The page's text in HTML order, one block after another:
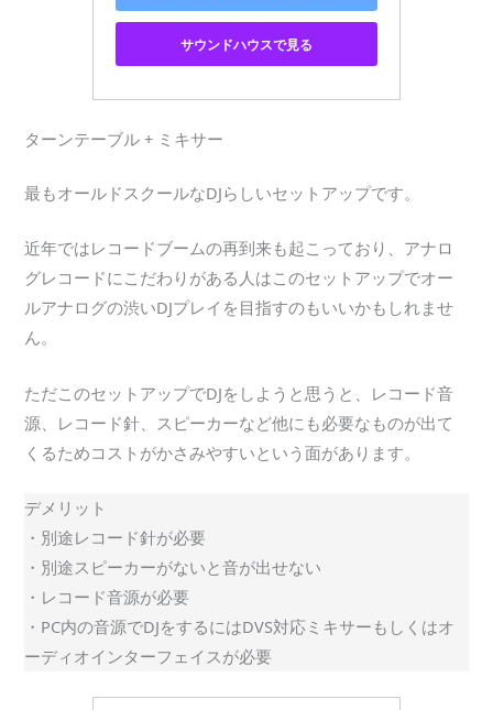
サウンドハウスで見る
ターンテーブル + ミキサー
最もオールドスクールなDJらしいセットアップです。
近年ではレコードブームの再到来も起こっており、アナロ
グレコードにこだわりがある人はこのセットアップでオー
ルアナログの渋いDJプレイを目指すのもいいかもしれませ
ん。
ただこのセットアップでDJをしようと思うと、レコード音
源、レコード針、スピーカーなど他にも必要なものが出て
くるためコストがかさみやすいという面があります。
デメリット
・別途レコード針が必要
・別途スピーカーがないと音が出せない
・レコード音源が必要
・PC内の音源でDJをするにはDVS対応ミキサーもしくはオ
ーディオインターフェイスが必要